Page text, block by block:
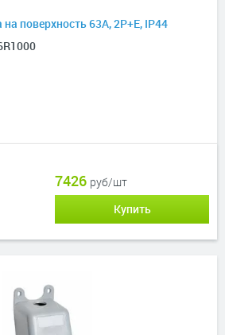
поверхность 63A, 2P+E, IP44
7426 руб/шт
Купить